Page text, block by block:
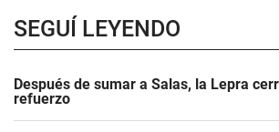
SEGUÍ LEYENDO
Después de sumar a Salas, la Lepra
refuerzo